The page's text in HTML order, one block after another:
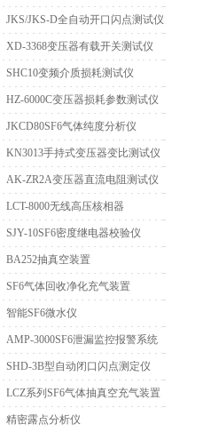
JKS/JKS-D全自动开口闪点测试仪
XD-3368变压器有载开关测试仪
SHC10变频介质损耗测试仪
HZ-6000C变压器损耗参数测试仪
JKCD80SF6气体纯度分析仪
KN3013手持式变压器变比测试仪
AK-ZR2A变压器直流电阻测试仪
LCT-8000无线高压核相器
SJY-10SF6密度继电器校验仪
BA252抽真空装置
SF6气体回收净化充气装置
智能SF6微水仪
AMP-3000SF6泄漏监控报警系统
SHD-3B型自动闭口闪点测定仪
LCZ系列SF6气体抽真空充气装置
精密露点分析仪